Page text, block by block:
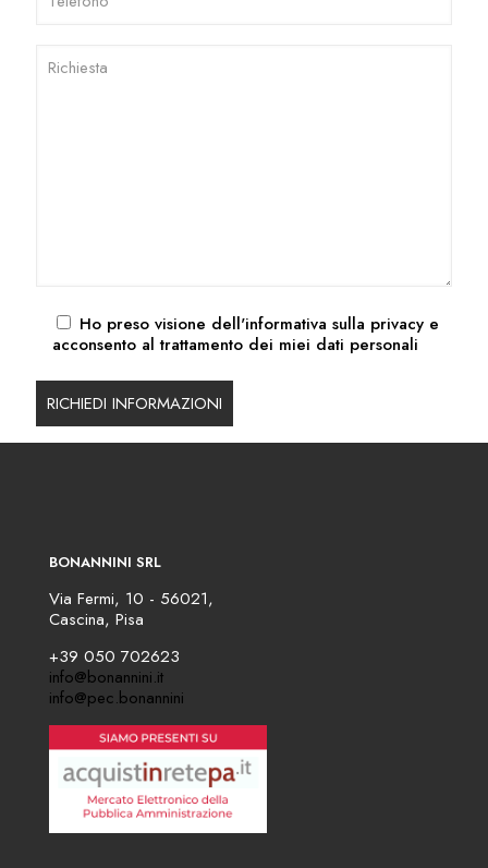
Ho preso visione dell'informativa sulla privacy e
acconsento al trattamento dei miei dati personali
BONANNINI SRL
Via Fermi, 10 - 56021,
Cascina, Pisa
+39 050 702623
info@bonannini.it
info@pec.bonannini